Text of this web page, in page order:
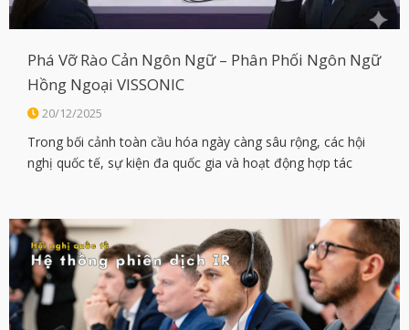
Phá Vỡ Rào Cản Ngôn Ngữ – Phân Phối Ngôn Ngữ
Hồng Ngoại VISSONIC
20/12/2025
Trong bối cảnh toàn cầu hóa ngày càng sâu rộng, các hội
nghị quốc tế, sự kiện đa quốc gia và hoạt động hợp tác
ảnh hưởng trực tiếp đến hiệu […]